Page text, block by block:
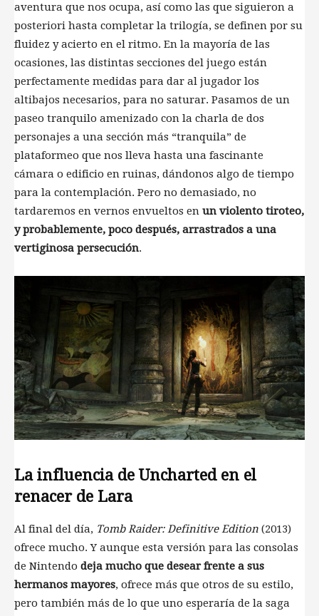
aventura que nos ocupa, así como las que siguieron a
posteriori hasta completar la trilogía, se definen por su
fluidez y acierto en el ritmo. En la mayoría de las
ocasiones, las distintas secciones del juego están
perfectamente medidas para dar al jugador los
altibajos necesarios, para no saturar. Pasamos de un
paseo tranquilo amenizado con la charla de dos
personajes a una sección más “tranquila” de
plataformeo que nos lleva hasta una fascinante
cámara o edificio en ruinas, dándonos algo de tiempo
para la contemplación. Pero no demasiado, no
tardaremos en vernos envueltos en un violento tiroteo,
y probablemente, poco después, arrastrados a una
vertiginosa persecución.
La influencia de Uncharted en el
renacer de Lara
Al final del día, Tomb Raider: Definitive Edition (2013)
ofrece mucho. Y aunque esta versión para las consolas
de Nintendo deja mucho que desear frente a sus
hermanos mayores, ofrece más que otros de su estilo,
pero también más de lo que uno esperaría de la saga